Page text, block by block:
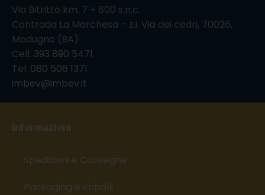
Via Bitritto km. 7 + 800 s.n.c.
Contrada La Marchesa – z.i. Via dei cedri, 70026,
Modugno (BA)
Cell: 393 890 5471
Tel: 080 506 1371
imbev@imbev.it
Informazioni
Spedizioni e Consegne
Packaging e imballi